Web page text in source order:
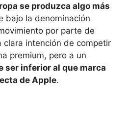
se produzca algo más
bajo la denominación
por parte de
clara intención de competir
premium, pero a un
ser inferior al que marca
de Apple.